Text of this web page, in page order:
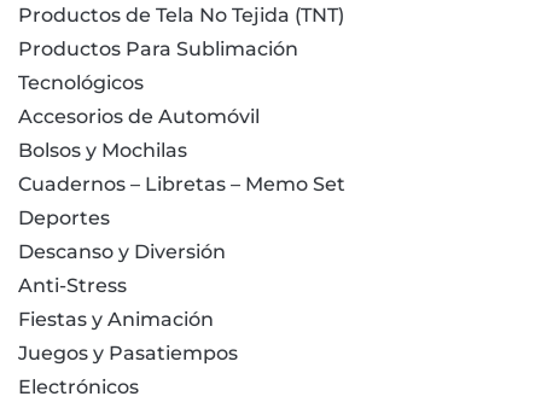
Productos de Tela No Tejida (TNT)
Productos Para Sublimación
Tecnológicos
Accesorios de Automóvil
Bolsos y Mochilas
Cuadernos – Libretas – Memo Set
Deportes
Descanso y Diversión
Anti-Stress
Fiestas y Animación
Juegos y Pasatiempos
Electrónicos